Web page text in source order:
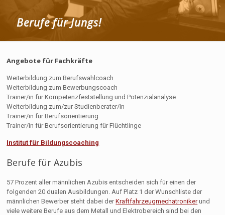
Berufe für Jungs!
Angebote für Fachkräfte
Weiterbildung zum Berufswahlcoach
Weiterbildung zum Bewerbungscoach
Trainer/in für Kompetenzfeststellung und Potenzialanalyse
Weiterbildung zum/zur Studienberater/in
Trainer/in für Berufsorientierung
Trainer/in für Berufsorientierung für Flüchtlinge
Institut für Bildungscoaching
Berufe für Azubis
57 Prozent aller männlichen Azubis entscheiden sich für einen der
folgenden 20 dualen Ausbildungen. Auf Platz 1 der Wunschliste der
männlichen Bewerber steht dabei derKraftfahrzeugmechatronikerund
viele weitere Berufe aus dem Metall und Elektrobereich sind bei den